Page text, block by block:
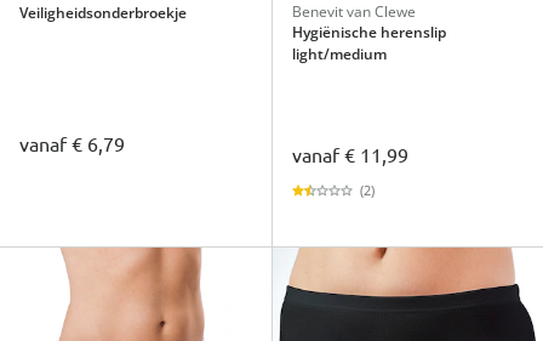
Veiligheidsonderbroekje
vanaf€ 6,79
Benevit van Clewe
Hygiënische herenslip
light/medium
vanaf€ 11,99
(2)